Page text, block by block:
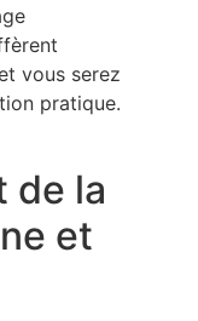
vous serez
pratique.
de la
et